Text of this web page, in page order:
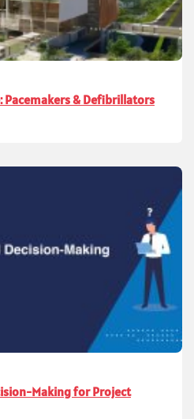
Pacemakers & Defibrillators
Making for Project